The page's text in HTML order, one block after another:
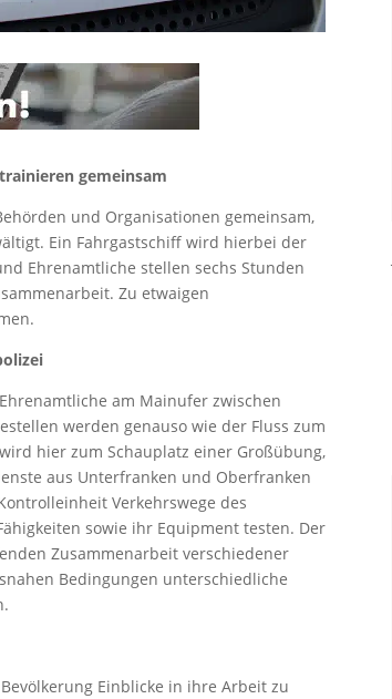
gemeinsam
und Organisationen gemeinsam,
Ein Fahrgastschiff wird hierbei der
Ehrenamtliche stellen sechs Stunden
Zu etwaigen
am Mainufer zwischen
werden genauso wie der Fluss zum
hier zum Schauplatz einer Großübung,
aus Unterfranken und Oberfranken
Verkehrswege des
sowie ihr Equipment testen. Der
Zusammenarbeit verschiedener
Bedingungen unterschiedliche
Einblicke in ihre Arbeit zu